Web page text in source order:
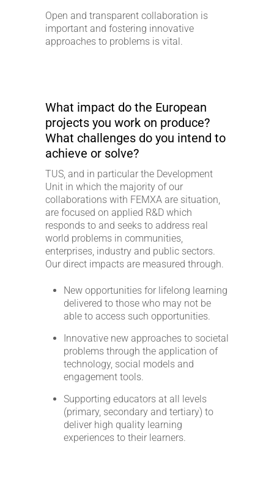
Open and transparent collaboration is
important and fostering innovative
approaches to problems is vital.
What impact do the European
projects you work on produce?
What challenges do you intend to
achieve or solve?
TUS, and in particular the Development
Unit in which the majority of our
collaborations with FEMXA are situation,
are focused on applied R&D which
responds to and seeks to address real
world problems in communities,
enterprises, industry and public sectors.
Our direct impacts are measured through.
New opportunities for lifelong learning
delivered to those who may not be
able to access such opportunities.
Innovative new approaches to societal
problems through the application of
technology, social models and
engagement tools.
Supporting educators at all levels
(primary, secondary and tertiary) to
deliver high quality learning
experiences to their learners.